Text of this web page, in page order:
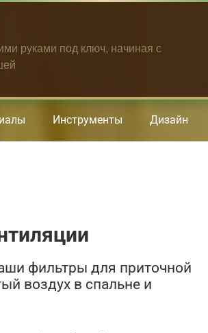
руками под ключ, начиная с
Инструменты Дизайн
фильтры для приточной
воздух в спальне и